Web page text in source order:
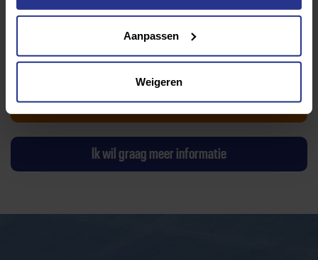
Aanpassen
Weigeren
Toevoegen als favoriet Delen
Wijziging voorstellen voor deze club? Klik hier
Ik wil graag een proefles
Ik wil graag meer informatie